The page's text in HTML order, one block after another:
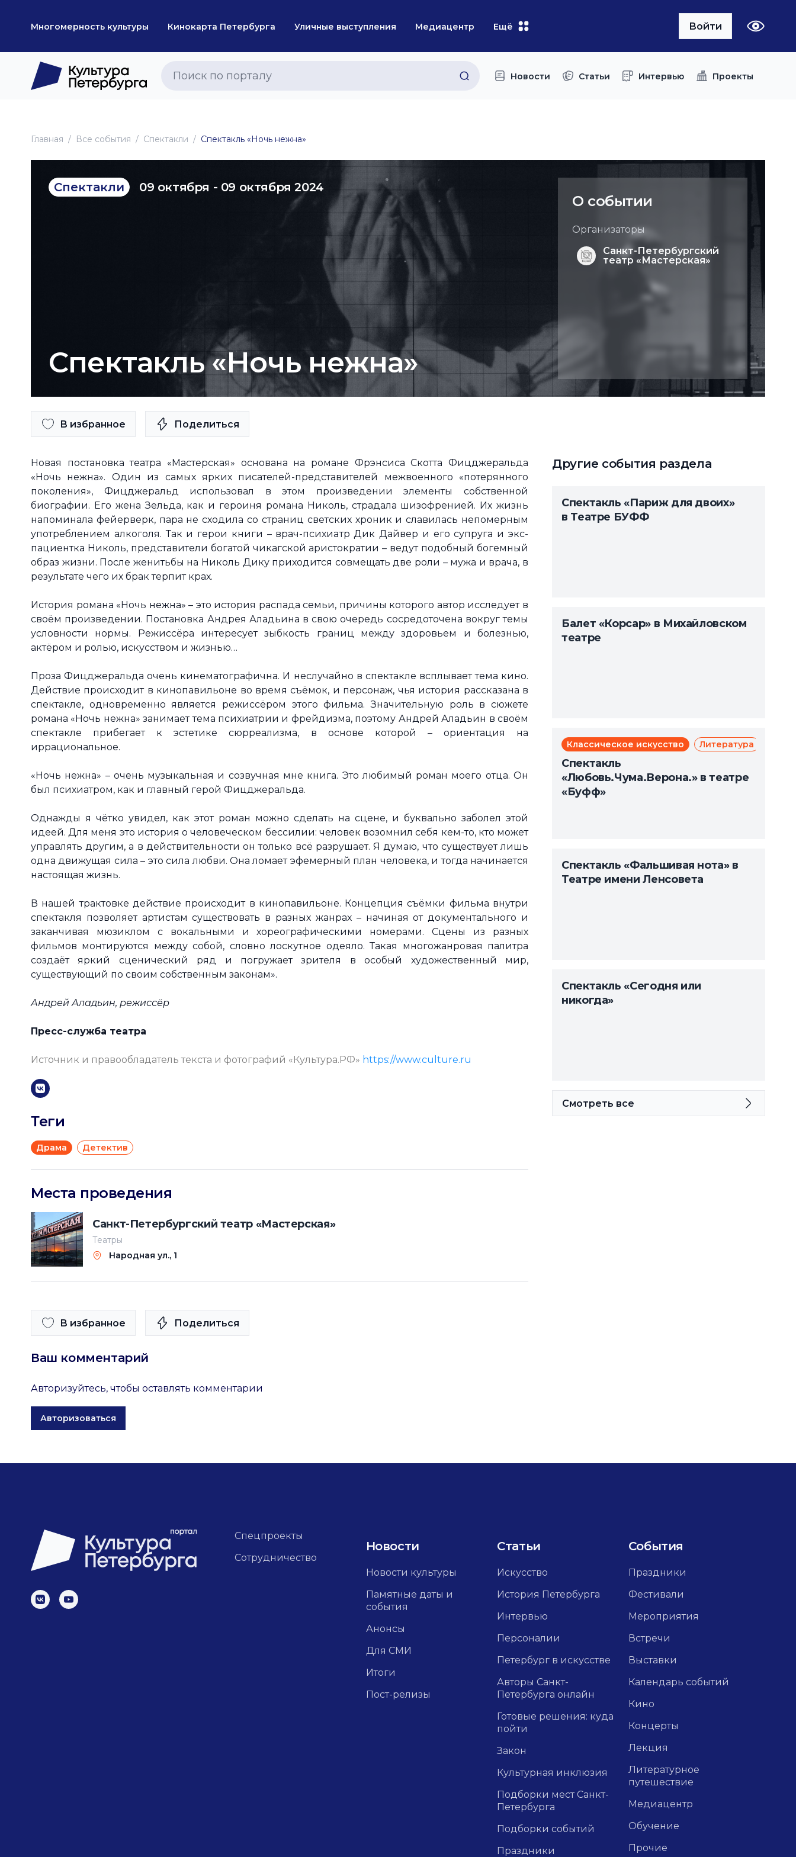
Многомерность культуры Кинокарта Петербурга Уличные выступления Медиацентр Ещё Войти
Новости Статьи Интервью Проекты
Главная Все события Спектакли Спектакль «Ночь нежна»
Спектакли 09 октября - 09 октября 2024
Спектакль «Ночь нежна»
О событии
Организаторы
Санкт-Петербургский
театр «Мастерская»
В избранное Поделиться
Новая постановка театра «Мастерская» основана на романе Фрэнсиса Скотта Фицджеральда
«Ночь нежна». Один из самых ярких писателей-представителей межвоенного «потерянного
поколения», Фицджеральд использовал в этом произведении элементы собственной
биографии. Его жена Зельда, как и героиня романа Николь, страдала шизофренией. Их жизнь
напоминала фейерверк, пара не сходила со страниц светских хроник и славилась непомерным
употреблением алкоголя. Так и герои книги – врач-психиатр Дик Дайвер и его супруга и экс-
пациентка Николь, представители богатой чикагской аристократии – ведут подобный богемный
образ жизни. После женитьбы на Николь Дику приходится совмещать две роли – мужа и врача, в
результате чего их брак терпит крах.
История романа «Ночь нежна» – это история распада семьи, причины которого автор исследует в
своём произведении. Постановка Андрея Аладьина в свою очередь сосредоточена вокруг темы
условности нормы. Режиссёра интересует зыбкость границ между здоровьем и болезнью,
актёром и ролью, искусством и жизнью…
Проза Фицджеральда очень кинематографична. И неслучайно в спектакле всплывает тема кино.
Действие происходит в кинопавильоне во время съёмок, и персонаж, чья история рассказана в
спектакле, одновременно является режиссёром этого фильма. Значительную роль в сюжете
романа «Ночь нежна» занимает тема психиатрии и фрейдизма, поэтому Андрей Аладьин в своём
спектакле прибегает к эстетике сюрреализма, в основе которой – ориентация на
иррациональное.
«Ночь нежна» – очень музыкальная и созвучная мне книга. Это любимый роман моего отца. Он
был психиатром, как и главный герой Фицджеральда.
Однажды я чётко увидел, как этот роман можно сделать на сцене, и буквально заболел этой
идеей. Для меня это история о человеческом бессилии: человек возомнил себя кем-то, кто может
управлять другим, а в действительности он только всё разрушает. Я думаю, что существует лишь
одна движущая сила – это сила любви. Она ломает эфемерный план человека, и тогда начинается
настоящая жизнь.
В нашей трактовке действие происходит в кинопавильоне. Концепция съёмки фильма внутри
спектакля позволяет артистам существовать в разных жанрах – начиная от документального и
заканчивая мюзиклом с вокальными и хореографическими номерами. Сцены из разных
фильмов монтируются между собой, словно лоскутное одеяло. Такая многожанровая палитра
создаёт яркий сценический ряд и погружает зрителя в особый художественный мир,
существующий по своим собственным законам».
Андрей Аладьин, режиссёр
Пресс-служба театра
Источник и правообладатель текста и фотографий «Культура.РФ» https://www.culture.ru
Теги
Драма Детектив
Места проведения
Санкт-Петербургский театр «Мастерская»
Театры
Народная ул., 1
В избранное Поделиться
Ваш комментарий
Авторизуйтесь, чтобы оставлять комментарии
Авторизоваться
Другие события раздела
Спектакль «Париж для двоих»
в Театре БУФФ
Балет «Корсар» в Михайловском
театре
Классическое искусство Литература
Спектакль
«Любовь.Чума.Верона.» в театре
«Буфф»
Спектакль «Фальшивая нота» в
Театре имени Ленсовета
Спектакль «Сегодня или
никогда»
Смотреть все
Спецпроекты
Сотрудничество
Новости
Новости культуры
Памятные даты и
события
Анонсы
Для СМИ
Итоги
Пост-релизы
Статьи
Искусство
История Петербурга
Интервью
Персоналии
Петербург в искусстве
Авторы Санкт-
Петербурга онлайн
Готовые решения: куда
пойти
Закон
Культурная инклюзия
Подборки мест Санкт-
Петербурга
Подборки событий
Праздники
События
Праздники
Фестивали
Мероприятия
Встречи
Выставки
Календарь событий
Кино
Концерты
Лекция
Литературное
путешествие
Медиацентр
Обучение
Прочие